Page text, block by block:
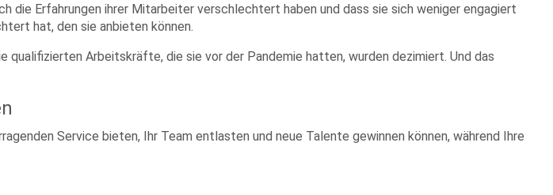
die Erfahrungen ihrer Mitarbeiter verschlechtert haben und dass sie sich weniger engagiert
hat, den sie anbieten können.
Arbeitskräfte, die sie vor der Pandemie hatten, wurden dezimiert. Und das
Service bieten, Ihr Team entlasten und neue Talente gewinnen können, während Ihre